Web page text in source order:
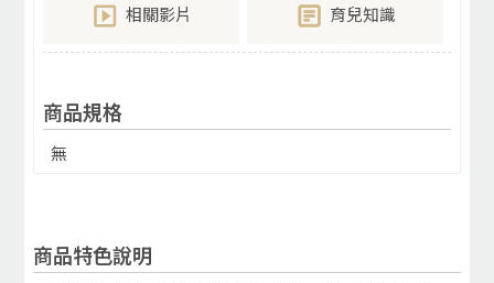
相關影片 育兒知識
商品規格
無
商品特色說明